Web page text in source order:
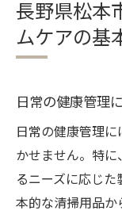
ホーム
家庭で
持って
のコツ
気候に
松本市
長野県松本
ムケアの基
日常の健康管理
日常の健康管理
かせません。特
るニーズに応じ
本的な清掃用品